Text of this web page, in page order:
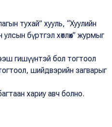
тухай” хууль, “Хуулийн
бүртгэл хөтлөх” журмыг
гишүүнтэй бол тогтоол
шийдвэрийн загварыг
хариу авч болно.